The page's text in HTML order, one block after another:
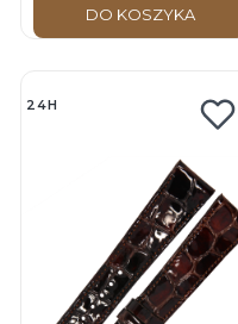
zegarkaDO KOSZYKA
24H